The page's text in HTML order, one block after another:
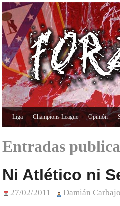
Liga Champions League Opinión
Entradas
Ni Atlético ni
27/02/2011 Damián Carbajo